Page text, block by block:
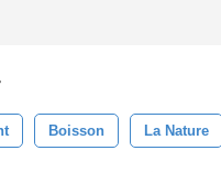
Boisson La Nature